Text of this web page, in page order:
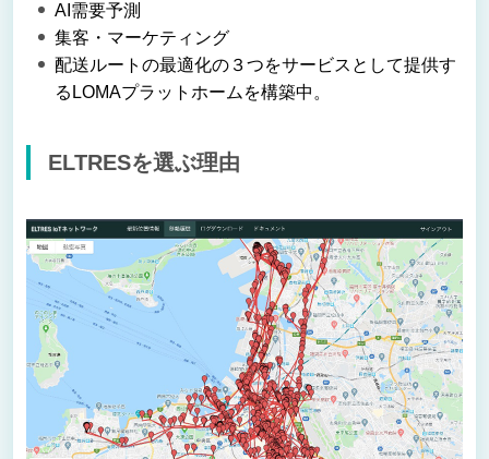
AI需要予測
集客・マーケティング
配送ルートの最適化の３つをサービスとして提供す
るLOMAプラットホームを構築中。
ELTRESを選ぶ理由